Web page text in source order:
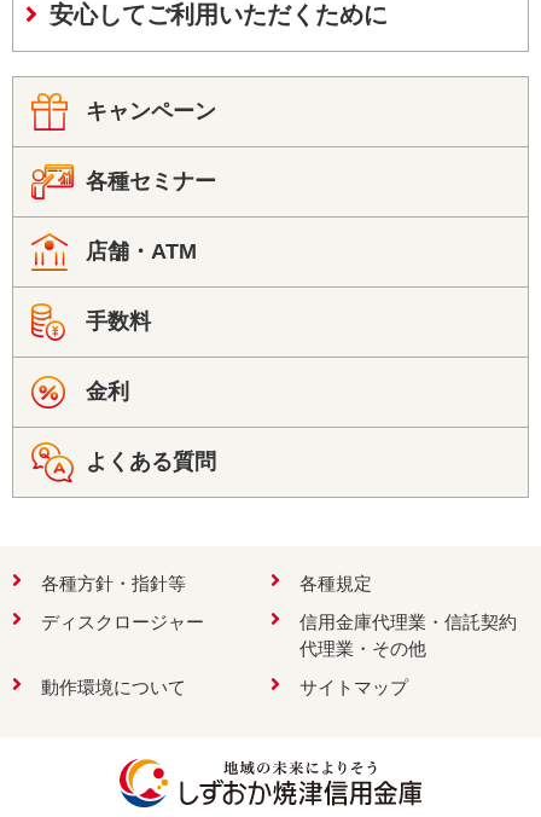
安心してご利用いただくために
キャンペーン
各種セミナー
店舗・ATM
手数料
金利
よくある質問
各種方針・指針等
各種規定
ディスクロージャー
信用金庫代理業・信託契約
代理業・その他
動作環境について
サイトマップ